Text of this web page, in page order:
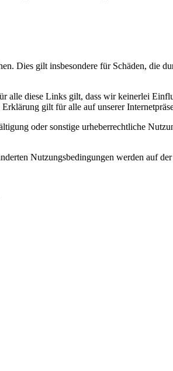
Dies gilt insbesondere für Schäden, die
diese Links gilt, dass wir keinerlei
gilt für alle auf unserer
oder sonstige urheberrechtliche
Nutzungsbedingungen werden auf